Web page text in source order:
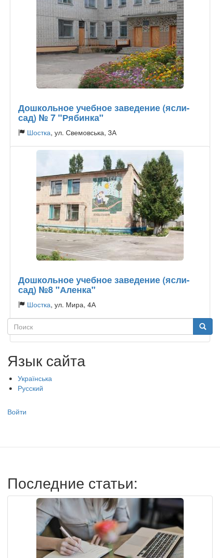
Дошкольное учебное заведение (ясли-
сад) № 7 "Рябинка"
Шостка, ул. Свемовська, 3А
Государственный
Дошкольное учебное заведение (ясли-
сад) №8 "Аленка"
Шостка, ул. Мира, 4А
Тип садика:
Поиск Поиск
Язык сайта
Українська
Русский
Меню
записи
Войти
Последние статьи: